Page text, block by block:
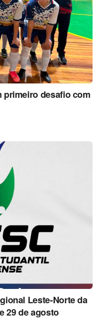
primeiro desafio com
Leste-Norte da
29 de agosto